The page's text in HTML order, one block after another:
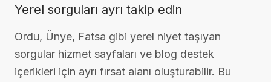
Yerel sorguları ayrı takip edin
Ordu, Ünye, Fatsa gibi yerel niyet taşıyan
sorgular hizmet sayfaları ve blog destek
içerikleri için ayrı fırsat alanı oluşturabilir. Bu